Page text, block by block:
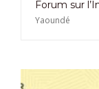
Yaoundé